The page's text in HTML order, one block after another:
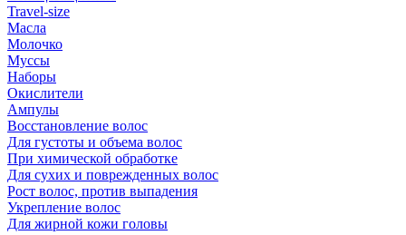
Travel-size
Масла
Молочко
Муссы
Наборы
Окислители
Ампулы
Восстановление волос
Для густоты и объема волос
При химической обработке
Для сухих и поврежденных волос
Рост волос, против выпадения
Укрепление волос
Для жирной кожи головы